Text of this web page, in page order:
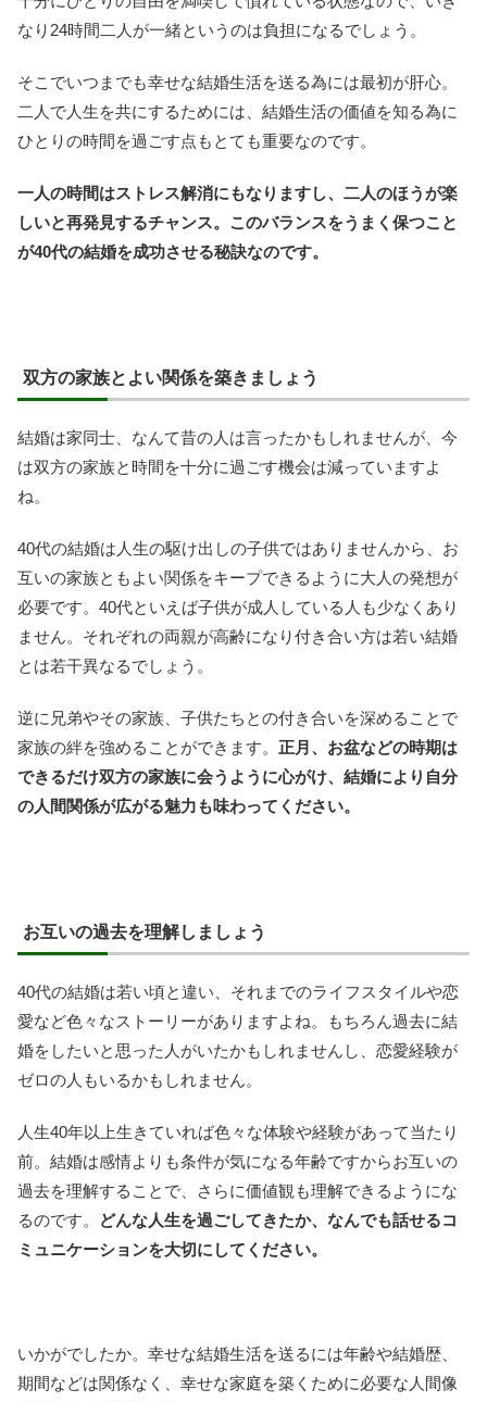
なり24時間二人が一緒というのは負担になるでしょう。
そこでいつまでも幸せな結婚生活を送る為には最初が肝心。
二人で人生を共にするためには、結婚生活の価値を知る為に
ひとりの時間を過ごす点もとても重要なのです。
一人の時間はストレス解消にもなりますし、二人のほうが楽
しいと再発見するチャンス。このバランスをうまく保つこと
が40代の結婚を成功させる秘訣なのです。
双方の家族とよい関係を築きましょう
結婚は家同士、なんて昔の人は言ったかもしれませんが、今
は双方の家族と時間を十分に過ごす機会は減っていますよ
ね。
40代の結婚は人生の駆け出しの子供ではありませんから、お
互いの家族ともよい関係をキープできるように大人の発想が
必要です。40代といえば子供が成人している人も少なくあり
ません。それぞれの両親が高齢になり付き合い方は若い結婚
とは若干異なるでしょう。
逆に兄弟やその家族、子供たちとの付き合いを深めることで
家族の絆を強めることができます。 正月、お盆などの時期は
できるだけ双方の家族に会うように心がけ、結婚により自分
の人間関係が広がる魅力も味わってください。
お互いの過去を理解しましょう
40代の結婚は若い頃と違い、それまでのライフスタイルや恋
愛など色々なストーリーがありますよね。もちろん過去に結
婚をしたいと思った人がいたかもしれませんし、恋愛経験が
ゼロの人もいるかもしれません。
人生40年以上生きていれば色々な体験や経験があって当たり
前。結婚は感情よりも条件が気になる年齢ですからお互いの
過去を理解することで、さらに価値観も理解できるようにな
るのです。
どんな人生を過ごしてきたか、なんでも話せるコ
ミュニケーションを大切にしてください。
いかがでしたか。幸せな結婚生活を送るには年齢や結婚歴、
期間などは関係なく、幸せな家庭を築くために必要な人間像